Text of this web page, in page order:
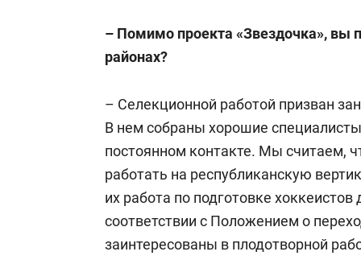
– Помимо проекта «Звездочка», вы
районах?
– Селекционной работой призван
В нем собраны хорошие
постоянном контакте. Мы
работать на республиканскую
их работа по подготовке
соответствии с Положением о
заинтересованы в плодотворной